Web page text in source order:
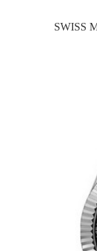
SWISS